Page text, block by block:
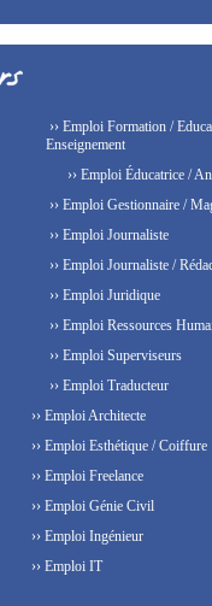
›› Emploi Formation /
Enseignement
›› Emploi Éducatrice /
›› Emploi Gestionnaire /
›› Emploi Journaliste
›› Emploi Journaliste /
›› Emploi Juridique
›› Emploi Ressources
›› Emploi Superviseurs
›› Emploi Traducteur
›› Emploi Architecte
›› Emploi Esthétique / Coiffure
›› Emploi Freelance
›› Emploi Génie Civil
›› Emploi Ingénieur
›› Emploi IT